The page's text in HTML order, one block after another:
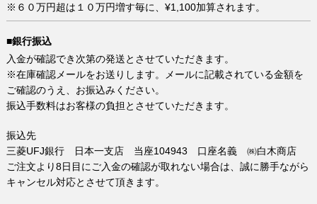
※６０万円超は１０万円増す毎に、¥1,100加算されます。
■銀行振込
入金が確認でき次第の発送とさせていただきます。
※在庫確認メールをお送りします。メールに記載されている金額を
ご確認のうえ、お振込みください。
振込手数料はお客様の負担とさせていただきます。
振込先
三菱UFJ銀行 日本一支店 当座104943 口座名義 ㈱白木商店
ご注文より8日目にご入金の確認が取れない場合は、誠に勝手ながら
キャンセル対応とさせて頂きます。